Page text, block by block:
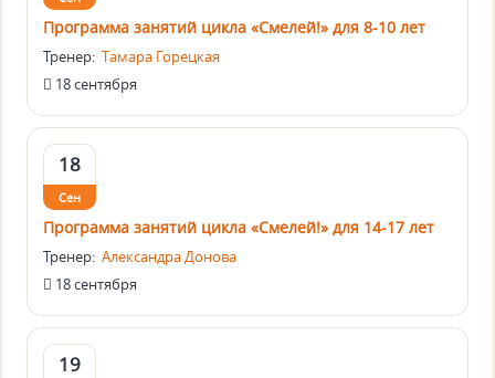
Программа занятий цикла «Смелей!» для 8-10 лет
Тренер: Тамара Горецкая
18 сентября
18
Сен
Программа занятий цикла «Смелей!» для 14-17 лет
Тренер: Александра Донова
18 сентября
19